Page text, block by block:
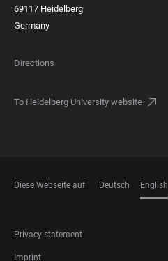
69117 Heidelberg
Germany
Directions
To Heidelberg University website
Diese Webseite auf Deutsch English
FOOTER
LEGAL
Privacy statement
Imprint